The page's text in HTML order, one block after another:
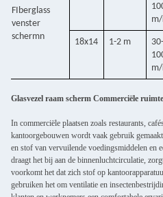
FIberglass
venster
schermn
m/
18x14 1-2 m
30-
m/
Glasvezel raam scherm Commerciële
In commerciële plaatsen zoals restaurants,
kantoorgebouwen wordt vaak gebruik
en stof van vervuilende voedingsmiddelen en
draagt het bij aan de binnenluchtcirculatie,
voorkomt het dat zich stof op
gebruiken het om ventilatie en